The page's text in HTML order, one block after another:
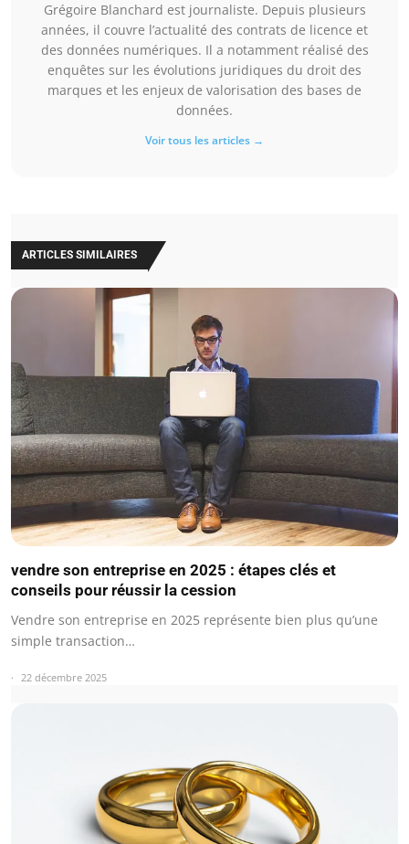
Grégoire Blanchard est journaliste. Depuis plusieurs
années, il couvre l’actualité des contrats de licence et
des données numériques. Il a notamment réalisé des
enquêtes sur les évolutions juridiques du droit des
marques et les enjeux de valorisation des bases de
données.
Voir tous les articles →
ARTICLES SIMILAIRES
vendre son entreprise en 2025 : étapes clés et
conseils pour réussir la cession
Vendre son entreprise en 2025 représente bien plus qu’une
simple transaction…
22 décembre 2025